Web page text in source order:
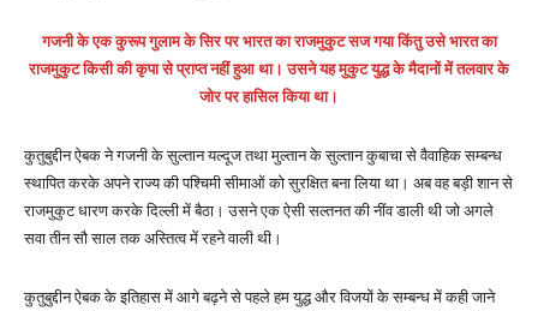
गजनी के एक कुरूप गुलाम के सिर पर भारत का राजमुकुट सज गया किंतु उसे भारत का
राजमुकुट किसी की कृपा से प्राप्त नहीं हुआ था। उसने यह मुकुट युद्ध के मैदानों में तलवार के
जोर पर हासिल किया था।
कुतुबुद्दीन ऐबक ने गजनी के सुल्तान यल्दूज तथा मुल्तान के सुल्तान कुबाचा से वैवाहिक सम्बन्ध
स्थापित करके अपने राज्य की पश्चिमी सीमाओं को सुरक्षित बना लिया था। अब वह बड़ी शान से
राजमुकुट धारण करके दिल्ली में बैठा। उसने एक ऐसी सल्तनत की नींव डाली थी जो अगले
सवा तीन सौ साल तक अस्तित्व में रहने वाली थी।
कुतुबुद्दीन ऐबक के इतिहास में आगे बढ़ने से पहले हम युद्ध और विजयों के सम्बन्ध में कही जाने